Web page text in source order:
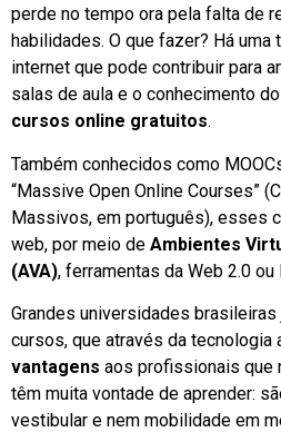
perde no tempo ora pela falta de
habilidades. O que fazer? Há
internet que pode contribuir para
salas de aula e o conhecimento
cursos online gratuitos.
Também conhecidos como
“Massive Open Online Courses”
Massivos, em português), esses
web, por meio de Ambientes
(AVA), ferramentas da Web 2.0
Grandes universidades
cursos, que através da tecnologia
vantagens aos profissionais que
têm muita vontade de aprender:
vestibular e nem mobilidade em